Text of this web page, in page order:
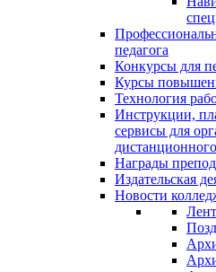
педагога
Конкурсы для
Курсы
Технология
Инструкции,
сервисы для
Награды
Издательская
Новости